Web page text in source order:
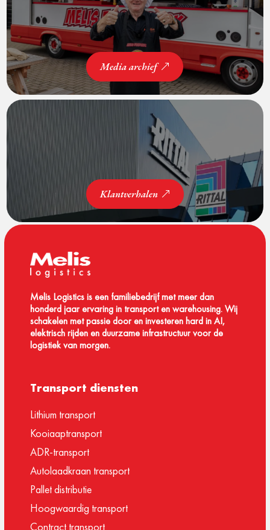
Media archief
Klantverhalen
Melis Logistics is een familiebedrijf met meer dan
honderd jaar ervaring in transport en warehousing. Wij
schakelen met passie door en investeren hard in AI,
elektrisch rijden en duurzame infrastructuur voor de
logistiek van morgen.
Transport diensten
Lithium transport
Kooiaaptransport
ADR-transport
Autolaadkraan transport
Pallet distributie
Hoogwaardig transport
Contract transport